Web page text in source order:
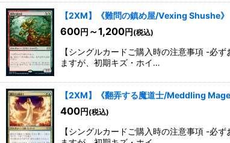
【2XM】《難問の鎮め屋/Vexing Shushe》
600円 ～1,200円 (税込)
【シングルカードご購入時の注意事項 -必
ますが、初期キズ・ホイ…
【2XM】《翻弄する魔道士/Meddling Mage
400円 (税込)
【シングルカードご購入時の注意事項 -必